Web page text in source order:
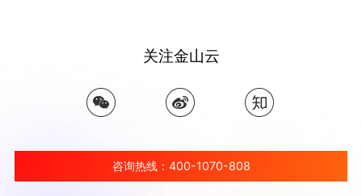
关注金山云
咨询热线：400-1070-808